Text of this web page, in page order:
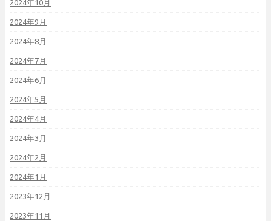
2024年10月
2024年9月
2024年8月
2024年7月
2024年6月
2024年5月
2024年4月
2024年3月
2024年2月
2024年1月
2023年12月
2023年11月